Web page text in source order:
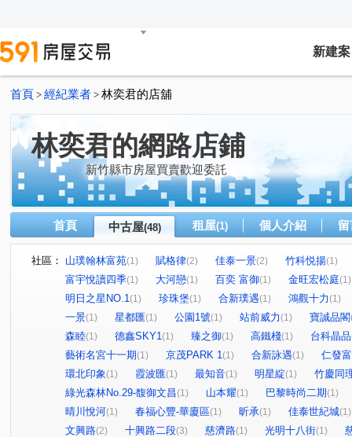
新建案
首頁 > 經紀業者 > 林奕君的店舖
林奕君的網路店鋪
新竹縣市房屋買賣歡迎委託
首頁 中古屋(48) 租屋(1) 個人介紹
社區： 山璞翰林富苑(1) 賦格律(2) 佳泰一景(2) 竹科悦揚(1)
富宇悅讀四季(1) 大河戀(1) 百奕 富御(1) 金旺宏松庭(1)
明日之星NO.1(1) 珍珠堡(1) 合新璞遇(1) 鴻觀十力(1)
一景(1) 星都匯(1) 公園1號(1) 站前威力(1) 寶誠品閣
森睦(1) 德鑫SKY1(1) 臻之御(1) 高鐵棧(1) 台科晶品
藝術名宮十一期(1) 京茂PARK 1(1) 合新詠遇(1)
仁發
環北印象(1) 霞波匯(1) 最知音(1) 明星綻(1)
竹慶同
綠光森林No.29-馥御文昌(1) 山本耀(1) 巴黎時尚二期(1)
晴川悅河(1) 春福心豐-華廈區(1) 昕承(1) 佳泰世紀城(1)
文興路(2) 十興路二段(3) 慈濟路(1) 光明十八街(1)